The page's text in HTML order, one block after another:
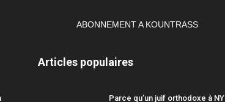
ABONNEMENT A KOUNTRASS
Articles populaires
Parce qu’un juif orthodoxe à NY